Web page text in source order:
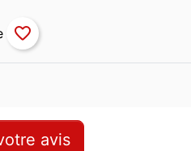
favorite_border
avis